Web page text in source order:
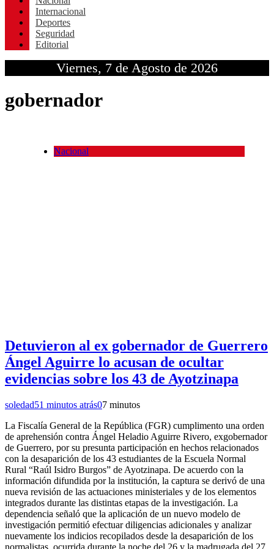
Internacional
Deportes
Seguridad
Editorial
Viernes, 7 de Agosto de 2026
gobernador
Nacional
Detuvieron al ex gobernador de Guerrero
Ángel Aguirre lo acusan de ocultar
evidencias sobre los 43 de Ayotzinapa
soledad51 minutos atrás07 minutos
La Fiscalía General de la República (FGR) cumplimento una orden
de aprehensión contra Ángel Heladio Aguirre Rivero, exgobernador
de Guerrero, por su presunta participación en hechos relacionados
con la desaparición de los 43 estudiantes de la Escuela Normal
Rural “Raúl Isidro Burgos” de Ayotzinapa. De acuerdo con la
información difundida por la institución, la captura se derivó de una
nueva revisión de las actuaciones ministeriales y de los elementos
integrados durante las distintas etapas de la investigación. La
dependencia señaló que la aplicación de un nuevo modelo de
investigación permitió efectuar diligencias adicionales y analizar
nuevamente los indicios recopilados desde la desaparición de los
normalistas, ocurrida durante la noche del 26 y la madrugada del 27